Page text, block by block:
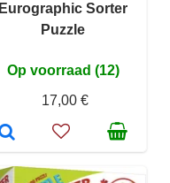
Eurographic Sorter
Puzzle
Op voorraad (12)
17,00 €